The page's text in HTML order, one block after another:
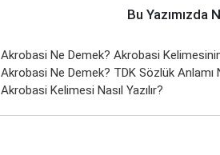
Bu Yazımızda
Akrobasi Ne Demek? Akrobasi
Akrobasi Ne Demek? TDK Sözlük Anlamı
Akrobasi Kelimesi Nasıl Yazılır?